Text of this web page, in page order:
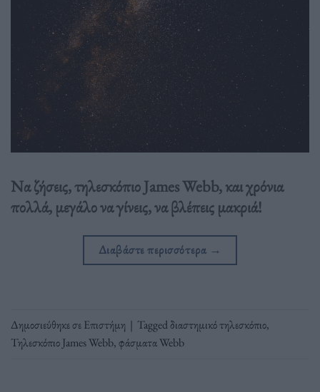
Να ζήσεις, τηλεσκόπιο James Webb, και χρόνια
πολλά, μεγάλο να γίνεις, να βλέπεις μακριά!
Διαβάστε περισσότερα →
Δημοσιεύθηκε σεΕπιστήμη | Taggedδιαστημικό τηλεσκόπιο,
Τηλεσκόπιο James Webb,φάσματα Webb